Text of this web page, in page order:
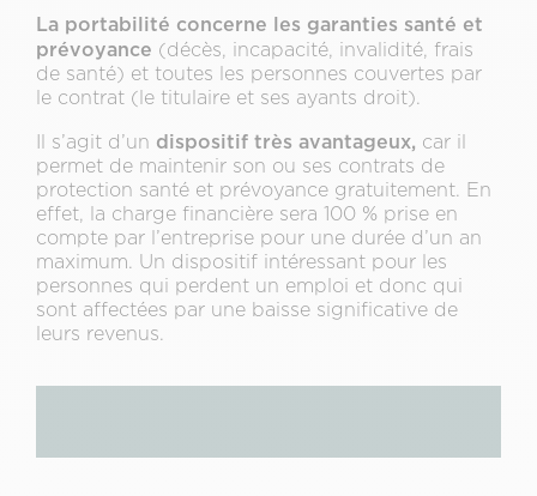
La portabilité concerne les garanties santé et
prévoyance (décès, incapacité, invalidité, frais
de santé) et toutes les personnes couvertes par
le contrat (le titulaire et ses ayants droit).
Il s’agit d’un dispositif très avantageux, car il
permet de maintenir son ou ses contrats de
protection santé et prévoyance gratuitement. En
effet, la charge financière sera 100 % prise en
compte par l’entreprise pour une durée d’un an
maximum. Un dispositif intéressant pour les
personnes qui perdent un emploi et donc qui
sont affectées par une baisse significative de
leurs revenus.